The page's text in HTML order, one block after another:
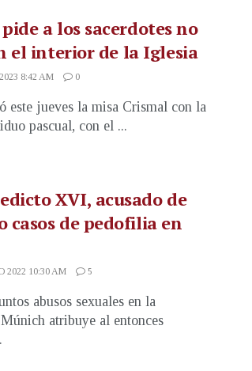
a los sacerdotes no
el interior de la Iglesia
8:42 AM 0
este jueves la misa Crismal con la
pascual, con el ...
XVI, acusado de
casos de pedofilia en
2022 10:30 AM 5
abusos sexuales en la
atribuye al entonces